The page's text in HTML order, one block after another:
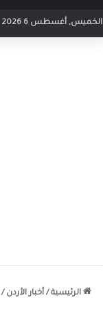
الخميس, أغسطس 6 2026
الرئيسية / أخبار الأردن /